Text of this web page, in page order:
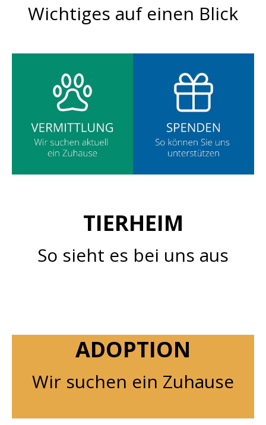
Wichtiges auf einen Blick
TIERHEIM
So sieht es bei uns aus
ADOPTION
Wir suchen ein Zuhause